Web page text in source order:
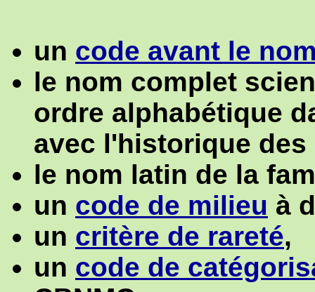
un code avant le
le nom complet
ordre alphabétique
avec l'historique
le nom latin de la
un code de milieu à
un critère de rareté,
un code de